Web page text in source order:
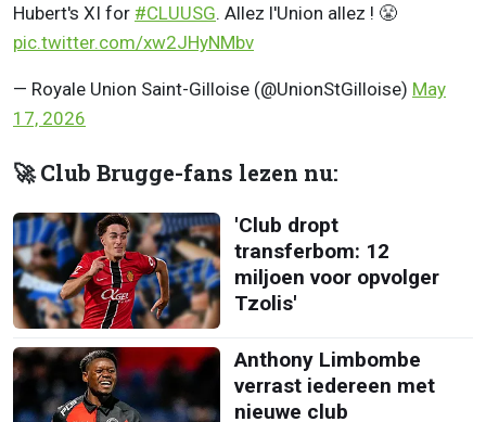
Hubert's XI for #CLUUSG. Allez l'Union allez ! 😤
pic.twitter.com/xw2JHyNMbv
— Royale Union Saint-Gilloise (@UnionStGilloise) May
17, 2026
🚀 Club Brugge-fans lezen nu:
'Club dropt
transferbom: 12
miljoen voor opvolger
Tzolis'
Anthony Limbombe
verrast iedereen met
nieuwe club